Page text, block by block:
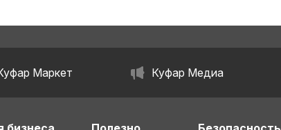
Маркет Куфар Медиа